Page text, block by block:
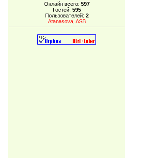
Онлайн всего: 597
Гостей: 595
Пользователей: 2
Atanasova, ASB